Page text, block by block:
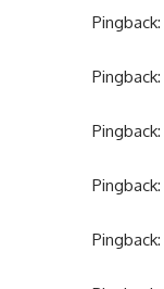
Pingback:
Pingback:
Pingback:
Pingback:
Pingback: